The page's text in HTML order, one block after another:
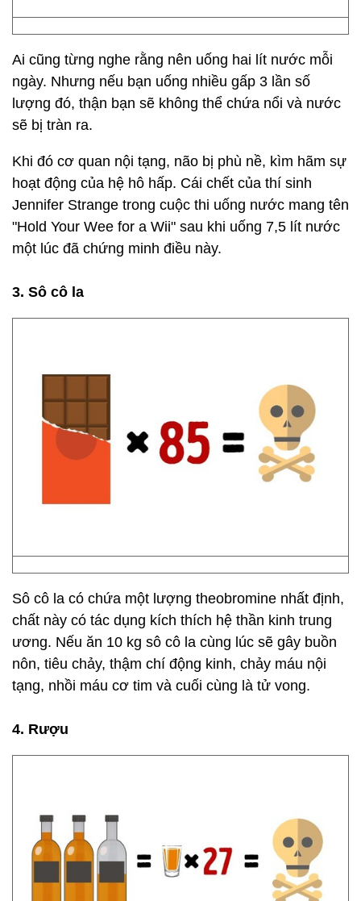
Ai cũng từng nghe rằng nên uống hai lít nước mỗi
ngày. Nhưng nếu bạn uống nhiều gấp 3 lần số
lượng đó, thận bạn sẽ không thể chứa nổi và nước
sẽ bị tràn ra.
Khi đó cơ quan nội tạng, não bị phù nề, kìm hãm sự
hoạt động của hệ hô hấp. Cái chết của thí sinh
Jennifer Strange trong cuộc thi uống nước mang tên
"Hold Your Wee for a Wii" sau khi uống 7,5 lít nước
một lúc đã chứng minh điều này.
3. Sô cô la
Sô cô la có chứa một lượng theobromine nhất định,
chất này có tác dụng kích thích hệ thần kinh trung
ương. Nếu ăn 10 kg sô cô la cùng lúc sẽ gây buồn
nôn, tiêu chảy, thậm chí động kinh, chảy máu nội
tạng, nhồi máu cơ tim và cuối cùng là tử vong.
4. Rượu